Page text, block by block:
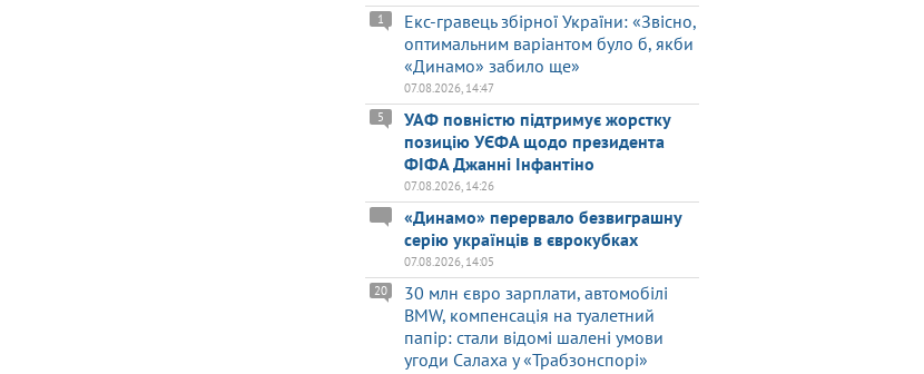
Екс-гравець збірної України: «Звісно,
оптимальним варіантом було б, якби
«Динамо» забило ще»
1
07.08.2026, 14:47
УАФ повністю підтримує жорстку
позицію УЄФА щодо президента
ФІФА Джанні Інфантіно
5
07.08.2026, 14:26
«Динамо» перервало безвиграшну
серію українців в єврокубках
07.08.2026, 14:05
30 млн євро зарплати, автомобілі
BMW, компенсація на туалетний
папір: стали відомі шалені умови
угоди Салаха у «Трабзонспорі»
20